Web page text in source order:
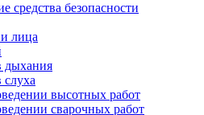
средства безопасности
лица
дыхания
слуха
высотных работ
сварочных работ